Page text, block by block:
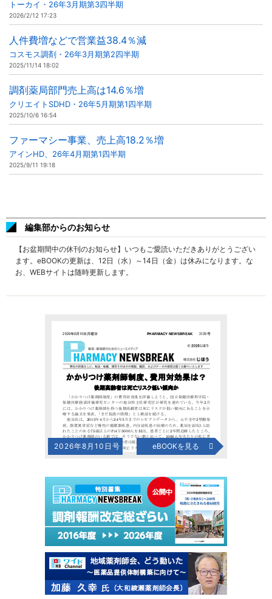
トーカイ・26年3月期第3四半期
2026/2/12 17:23
人件費増などで営業益38.4％減
コスモス調剤・26年3月期第2四半期
2025/11/14 18:02
調剤薬局部門売上高は14.6％増
クリエイトSDHD・26年5月期第1四半期
2025/10/6 16:54
ファーマシー事業、売上高18.2％増
アインHD、26年4月期第1四半期
2025/9/11 19:18
編集部からのお知らせ
【お盆期間中の休刊のお知らせ】いつもご愛読いただきありがとうござい
ます。eBOOKの更新は、12日（水）～14日（金）は休みになります。な
お、WEBサイトは随時更新します。
2026年8月10日号 eBOOKを見る